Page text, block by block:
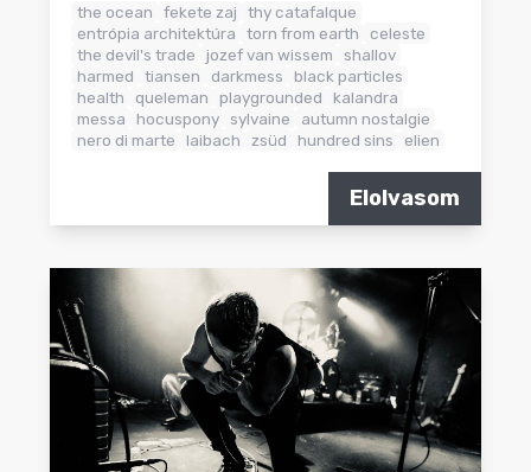
the ocean fekete zaj
thy catafalque
entrópia architektúra
torn from earth
celeste
the devil's trade
jozef van wissem
shallov
harmed
tiansen darkmess
black particles
health
queleman playgrounded
kalandra
messa
hocuspony sylvaine
autumn nostalgie
nero di marte
laibach zsüd hundred sins elien
Elolvasom